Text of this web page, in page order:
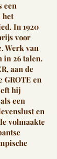
een
het
In 1920
voor
Werk van
in 26 talen.
aan de
GROTE en
hij
een
en
volmaakte